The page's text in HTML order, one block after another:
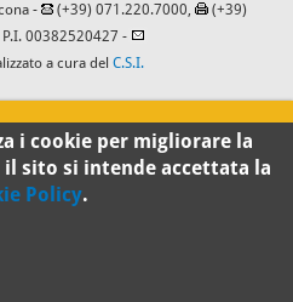
- (+39) 071.220.7000,
(+39)
P.I. 00382520427 -
a cura del C.S.I.
i cookie per migliorare la
il sito si intende accettata la
Policy.